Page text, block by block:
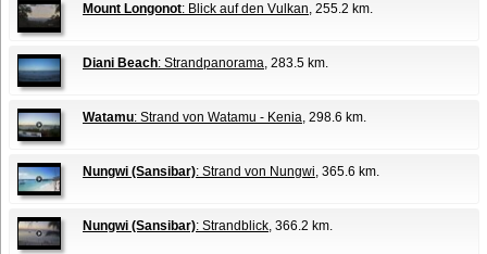
Mount Longonot: Blick auf den Vulkan, 255.2 km.
Diani Beach: Strandpanorama, 283.5 km.
Watamu: Strand von Watamu - Kenia, 298.6 km.
Nungwi (Sansibar): Strand von Nungwi, 365.6 km.
Nungwi (Sansibar): Strandblick, 366.2 km.